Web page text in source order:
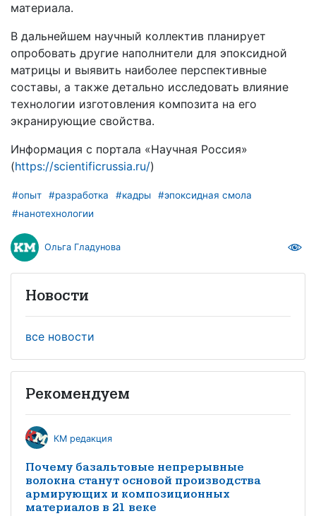
материала.
В дальнейшем научный коллектив планирует
опробовать другие наполнители для эпоксидной
матрицы и выявить наиболее перспективные
составы, а также детально исследовать влияние
технологии изготовления композита на его
экранирующие свойства.
Информация с портала «Научная Россия»
(https://scientificrussia.ru/)
#опыт #разработка #кадры
#эпоксидная смола
#нанотехнологии
Ольга Гладунова
Новости
все новости
Рекомендуем
КМ редакция
Почему базальтовые непрерывные
волокна станут основой производства
армирующих и композиционных
материалов в 21 веке